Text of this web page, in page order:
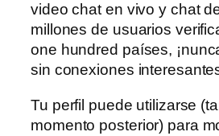
video chat en vivo y chat
millones de usuarios
one hundred países,
sin conexiones
Tu perfil puede utilizarse
momento posterior) para